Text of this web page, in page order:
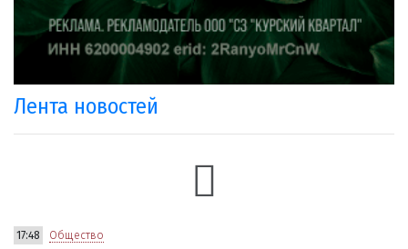
Лента новостей
17:48 Общество